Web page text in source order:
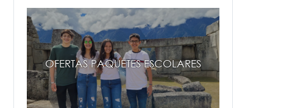
OFERTAS PAQUETES ESCOLARES